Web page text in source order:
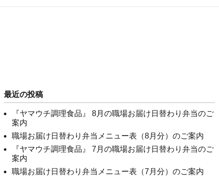
最近の投稿
『ヤマウチ調理食品』 8月の職場お届け日替わり弁当のご
案内
職場お届け日替わり弁当メニュー表（8月分）のご案内
『ヤマウチ調理食品』 7月の職場お届け日替わり弁当のご
案内
職場お届け日替わり弁当メニュー表（7月分）のご案内